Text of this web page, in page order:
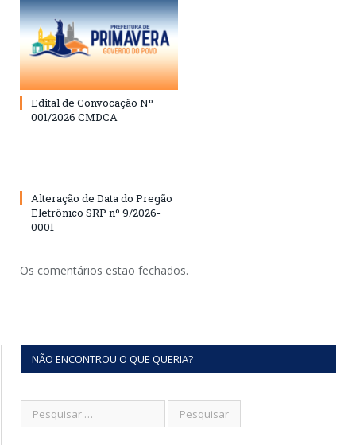
Edital de Convocação Nº
001/2026 CMDCA
Alteração de Data do Pregão
Eletrônico SRP nº 9/2026-
0001
Os comentários estão fechados.
NÃO ENCONTROU O QUE QUERIA?